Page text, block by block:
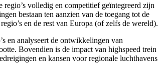
volledig en competitief geïntegreerd zijn
bestaan ten aanzien van de toegang tot de
en de rest van Europa (of zelfs de wereld).
en analyseert de ontwikkelingen van
Bovendien is de impact van highspeed trein
en kansen voor regionale luchthavens